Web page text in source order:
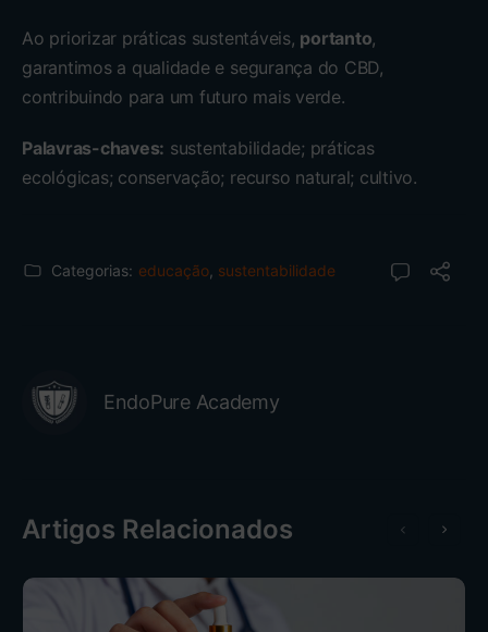
Ao priorizar práticas sustentáveis, portanto,
garantimos a qualidade e segurança do CBD,
contribuindo para um futuro mais verde.
Palavras-chaves: sustentabilidade; práticas
ecológicas; conservação; recurso natural; cultivo.
Categorias: educação, sustentabilidade
EndoPure Academy
Artigos Relacionados